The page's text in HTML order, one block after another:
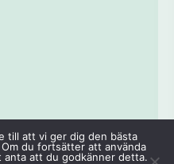
till att vi ger dig den bästa
du fortsätter att använda
att du godkänner detta.